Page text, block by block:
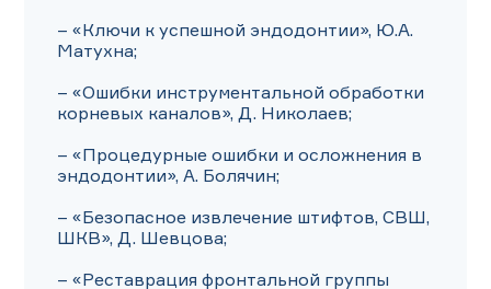
– «Ключи к успешной эндодонтии», Ю.А.
Матухна;
– «Ошибки инструментальной обработки
корневых каналов», Д. Николаев;
– «Процедурные ошибки и осложнения в
эндодонтии», А. Болячин;
– «Безопасное извлечение штифтов, СВШ,
ШКВ», Д. Шевцова;
– «Реставрация фронтальной группы